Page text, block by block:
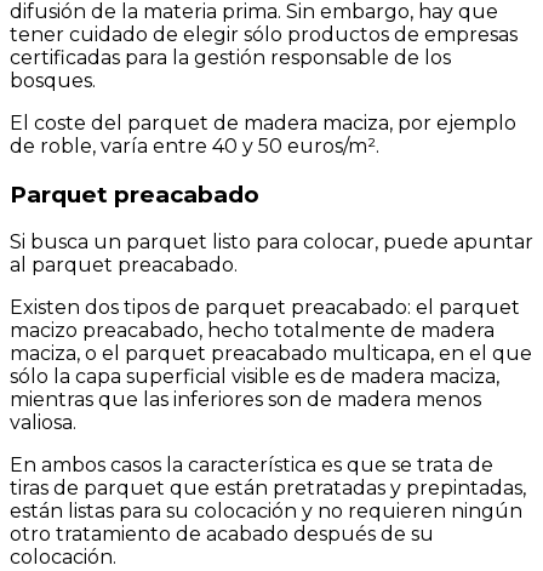
difusión de la materia prima. Sin embargo, hay que
tener cuidado de elegir sólo productos de empresas
certificadas para la gestión responsable de los
bosques.
El coste del parquet de madera maciza, por ejemplo
de roble, varía entre 40 y 50 euros/m².
Parquet preacabado
Si busca un parquet listo para colocar, puede apuntar
al parquet preacabado.
Existen dos tipos de parquet preacabado: el parquet
macizo preacabado, hecho totalmente de madera
maciza, o el parquet preacabado multicapa, en el que
sólo la capa superficial visible es de madera maciza,
mientras que las inferiores son de madera menos
valiosa.
En ambos casos la característica es que se trata de
tiras de parquet que están pretratadas y prepintadas,
están listas para su colocación y no requieren ningún
otro tratamiento de acabado después de su
colocación.